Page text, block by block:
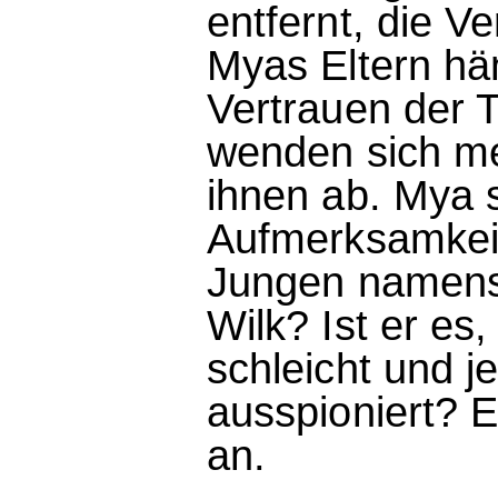
entfernt, die
Myas Eltern
Vertrauen der
wenden sich
ihnen ab. Mya
Jungen
Wilk? Ist er
schleicht und
ausspioniert?
an.